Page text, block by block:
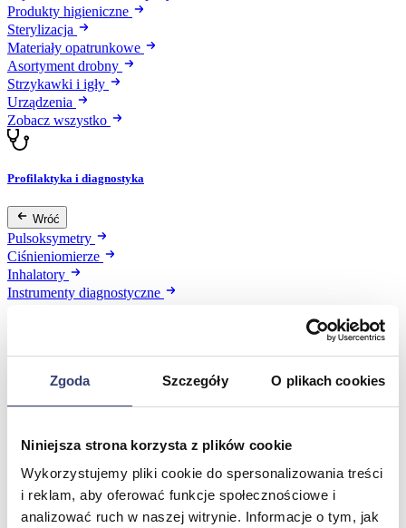
Zgoda Szczegóły O plikach cookies
Niniejsza strona korzysta z plików cookie
Wykorzystujemy pliki cookie do spersonalizowania treści
i reklam, aby oferować funkcje społecznościowe i
analizować ruch w naszej witrynie. Informacje o tym, jak
Produkty higieniczne
Sterylizacja
Materiały opatrunkowe
Asortyment drobny
Strzykawki i igły
Urządzenia
Zobacz wszystko
Profilaktyka i diagnostyka
Wróć
Pulsoksymetry
Ciśnieniomierze
Inhalatory
Instrumenty diagnostyczne
Kozetki
Pielęgnacja mebli
Taborety i krzesła